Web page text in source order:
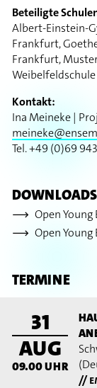
Beteiligte
Albert-Einstein-
Frankfurt,
Frankfurt,
Kontakt:
Ina Meineke |
Tel. +49 (0)69
DOWNLOADS
Open Young
Open Young
TERMINE
31
AUG
09.00UHR
//